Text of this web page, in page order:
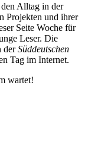
Alltag in der
Projekten und ihrer
Seite Woche für
Leser. Die
derSüddeutschen
Tag im Internet.
wartet!